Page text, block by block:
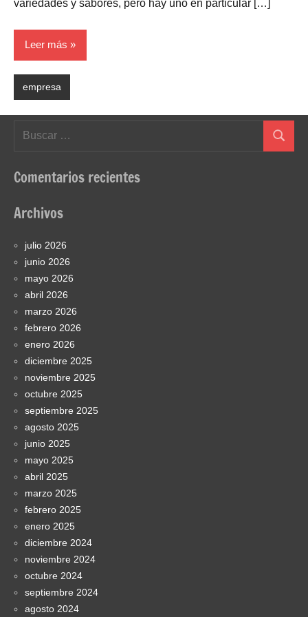
variedades y sabores, pero hay uno en particular […]
Leer más
empresa
Buscar
Comentarios recientes
Archivos
julio 2026
junio 2026
mayo 2026
abril 2026
marzo 2026
febrero 2026
enero 2026
diciembre 2025
noviembre 2025
octubre 2025
septiembre 2025
agosto 2025
junio 2025
mayo 2025
abril 2025
marzo 2025
febrero 2025
enero 2025
diciembre 2024
noviembre 2024
octubre 2024
septiembre 2024
agosto 2024